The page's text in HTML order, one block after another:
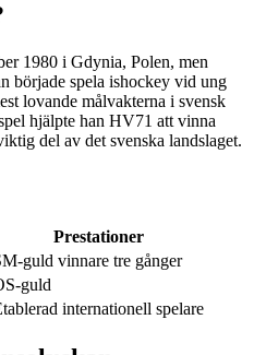
1980 i Gdynia, Polen, men
började spela ishockey vid ung
lovande målvakterna i svensk
hjälpte han HV71 att vinna
del av det svenska landslaget.
Prestationer
guld vinnare tre gånger
guld
internationell spelare